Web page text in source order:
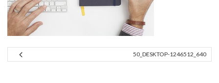
50_DESKTOP-1246512_640